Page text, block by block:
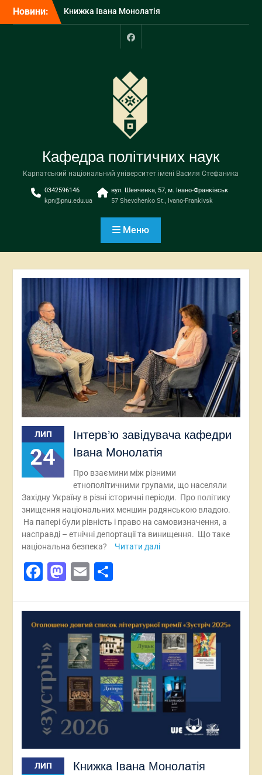
Новини:
культур, ідеологій та
Вітаємо бакалаврів-
політологів з отриманням
кафедри Івана Монолатія
Facebook
Кафедра політичних наук
Карпатський національний університет імені Василя Стефаника
0342596146
kpn@pnu.edu.ua
вул. Шевченка, 57, м. Івано-Франківськ
57 Shevchenko St., Ivano-Frankivsk
Меню
ЛИП
24
Інтерв’ю завідувача кафедри
Івана Монолатія
Про взаємини між різними
етнополітичними групами, що населяли
Західну Україну в різні історичні періоди. Про політику
знищення національних меншин радянською владою.
На папері були рівність і право на самовизначення, а
насправді – етнічні депортації та винищення. Що таке
національна безпека?
Читати далі
Facebook
Mastodon
Email
ЛИП
Книжка Івана Монолатія